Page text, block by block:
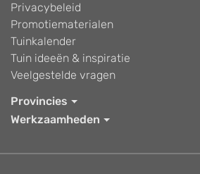
Privacybeleid
Promotiematerialen
Tuinkalender
Tuin ideeën & inspiratie
Veelgestelde vragen
Provincies
Werkzaamheden